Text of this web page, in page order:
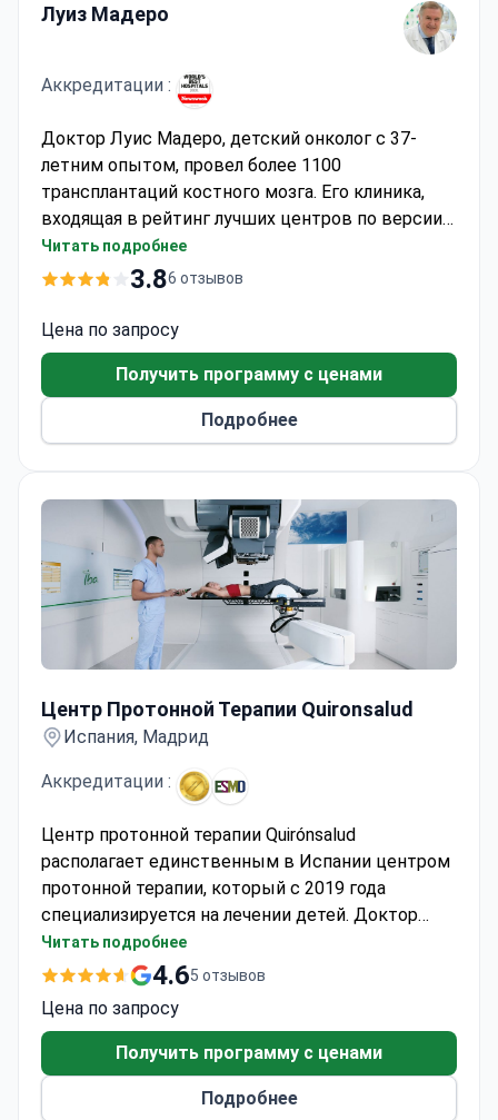
Луиз Мадеро
Аккредитации :
Доктор Луис Мадеро, детский онколог с 37-
летним опытом, провел более 1100
трансплантаций костного мозга. Его клиника,
входящая в рейтинг лучших центров по версии
Newsweek, предлагает полную программу
лечения нейробластомы. Диагностические
MIBG-терапия может стоить 50 000–70 000
евро, включая 3–5 дней госпитализации.
Аллогенная трансплантация стволовых клеток
обычно стоит 170 000–214 000 евро и
покрывает донорские клетки и 3–4-недельное
Читать подробнее
3.86 отзывов
Цена по запросу
Получить программу с ценами
Подробнее
Центр Протонной Терапии Quironsalud
Испания, Мадрид
Аккредитации :
Центр протонной терапии Quirónsalud
располагает единственным в Испании центром
протонной терапии, который с 2019 года
специализируется на лечении детей. Доктор
Луис Мадеро возглавляет институт онкологии и
руководит лечением нейробластомы у детей.
550 €. Полный курс протонной терапии по
индивидуальному плану обходится в 50 000–90
000 €. В центре используется система Proteus
One с углом ротации 220 градусов для защиты
Читать подробнее
4.65 отзывов
Цена по запросу
Получить программу с ценами
Подробнее